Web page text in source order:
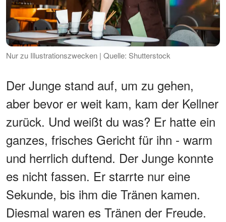
Nur zu Illustrationszwecken | Quelle: Shutterstock
Der Junge stand auf, um zu gehen,
aber bevor er weit kam, kam der Kellner
zurück. Und weißt du was? Er hatte ein
ganzes, frisches Gericht für ihn - warm
und herrlich duftend. Der Junge konnte
es nicht fassen. Er starrte nur eine
Sekunde, bis ihm die Tränen kamen.
Diesmal waren es Tränen der Freude.